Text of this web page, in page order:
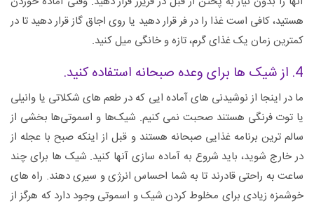
هستید، کافی است غذا را در فر قرار دهید یا روی اجاق گاز قرار دهید تا در
کمترین زمان یک غذای گرم، تازه و خانگی میل کنید.
4. از شیک ها برای وعده صبحانه استفاده کنید.
ما در اینجا از نوشیدنی های آماده ایی که در طعم های شکلاتی یا وانیلی
یا توت فرنگی هستند صحبت نمی کنیم. شیک‌ها و اسموتی‌ها بخشی از
سالم ترین برنامه غذایی صبحانه هستند و قبل از اینکه صبح با عجله از
در خارج شوید، باید شروع به آماده سازی آنها کنید. شیک ها برای چند
ساعت به راحتی قادرند تا به شما احساس انرژی و سیری دهند. راه های
خوشمزه زیادی برای مخلوط کردن شیک و اسموتی وجود دارد که هرگز از